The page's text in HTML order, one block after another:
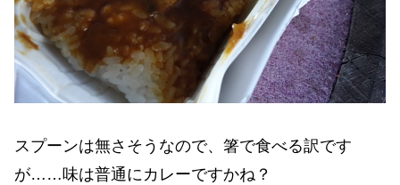
スプーンは無さそうなので、箸で食べる訳です
が……味は普通にカレーですかね？